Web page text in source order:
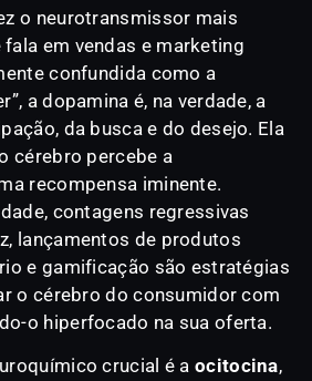
o neurotransmissor mais
em vendas e marketing
confundida como a
a dopamina é, na verdade, a
da busca e do desejo. Ela
cérebro percebe a
recompensa iminente.
contagens regressivas
lançamentos de produtos
e gamificação são estratégias
o cérebro do consumidor com
o hiperfocado na sua oferta.
crucial é a ocitocina,